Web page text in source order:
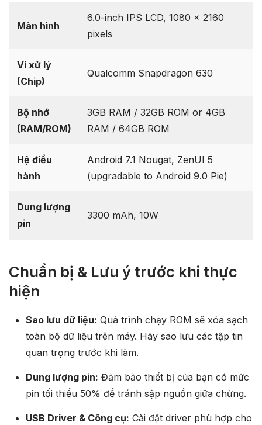
Màn hình
6.0-inch IPS LCD, 1080 x 2160
pixels
Vi xử lý
(Chip)
Qualcomm Snapdragon 630
Bộ nhớ
(RAM/ROM)
3GB RAM / 32GB ROM or 4GB
RAM / 64GB ROM
Hệ điều
hành
Android 7.1 Nougat, ZenUI 5
(upgradable to Android 9.0 Pie)
Dung lượng
pin
3300 mAh, 10W
Chuẩn bị & Lưu ý trước khi thực
hiện
Sao lưu dữ liệu: Quá trình chạy ROM sẽ xóa sạch
toàn bộ dữ liệu trên máy. Hãy sao lưu các tập tin
quan trọng trước khi làm.
Dung lượng pin: Đảm bảo thiết bị của bạn có mức
pin tối thiểu 50% để tránh sập nguồn giữa chừng.
USB Driver & Công cụ: Cài đặt driver phù hợp cho